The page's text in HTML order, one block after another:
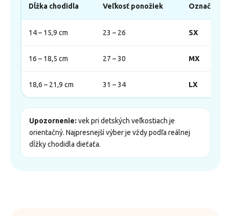
Dĺžka chodidla Veľkosť ponožiek Označenie
14 – 15,9 cm 23 – 26 SX
16 – 18,5 cm 27 – 30 MX
18,6 – 21,9 cm 31 – 34 LX
Upozornenie: vek pri detských veľkostiach je
orientačný. Najpresnejší výber je vždy podľa reálnej
dĺžky chodidla dieťaťa.